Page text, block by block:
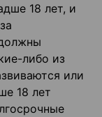
18 лет, и
либо из
или
18 лет